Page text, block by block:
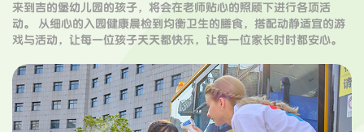
来到吉的堡幼儿园的孩子，将会在老师贴心的照顾下进行各项活
动。 从细心的入园健康晨检到均衡卫生的膳食，搭配动静适宜的游
戏与活动，让每一位孩子天天都快乐，让每一位家长时时都安心。